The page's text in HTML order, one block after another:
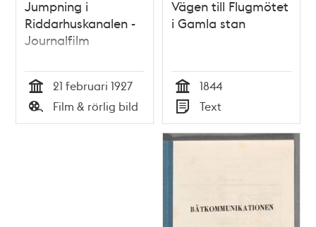
Jumpning i
Riddarhuskanalen -
Journalfilm
Tid
21 februari 1927
Typ
Film & rörlig bild
Vägen till Flugmötet
i Gamla stan
Tid
1844
Typ
Text